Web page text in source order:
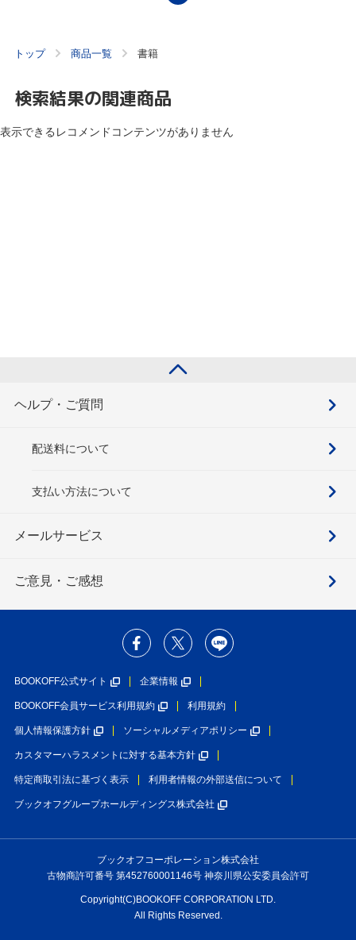
トップ 商品一覧 書籍
検索結果の関連商品
表示できるレコメンドコンテンツがありません
ヘルプ・ご質問
配送料について
支払い方法について
メールサービス
ご意見・ご感想
BOOKOFF公式サイト 企業情報
BOOKOFF会員サービス利用規約 利用規約
個人情報保護方針 ソーシャルメディアポリシー
カスタマーハラスメントに対する基本方針
特定商取引法に基づく表示 利用者情報の外部送信について
ブックオフグループホールディングス株式会社
ブックオフコーポレーション株式会社
古物商許可番号 第452760001146号 神奈川県公安委員会許可
Copyright(C)BOOKOFF CORPORATION LTD.
All Rights Reserved.